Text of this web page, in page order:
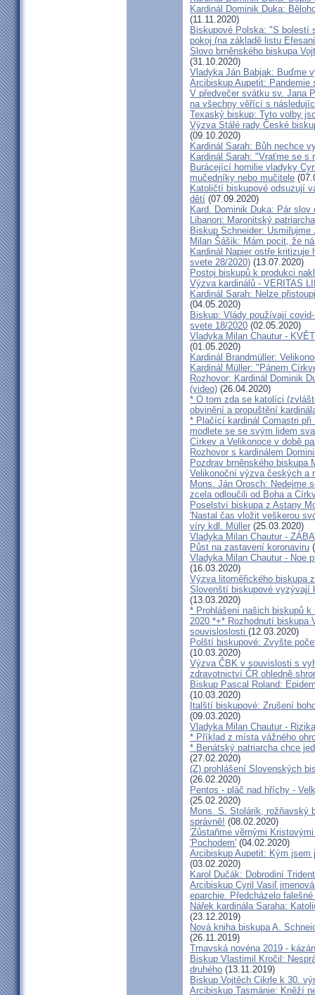
Kardinál Dominik Duka:
(11.11.2020)
Biskupové Polska: "S bolestí
pokoj (na základě listu
Slovo brněnského biskupa
(31.10.2020)
Vladyka Ján Babjak: Buďme
Arcibiskup Aupetit: Pandemie
V předvečer svátku sv. Jana
na všechny věřící s
Texaský biskup: Tyto volby
Výzva Stálé rady České
(09.10.2020)
Kardinál Sarah: Bůh nechce
Kardinál Sarah: "Vraťme se s
Burácející homilie vladyky
mučedníky nebo mučitele
Katoličtí biskupové odsuzují
dětí (07.09.2020)
Kard. Dominik Duka: Pár slov
Libanon: Maronitský
Biskup Schneider:
Milan Šášik: Mám pocit, že
Kardinál Napier ostře
svete 28/2020) (13.07.2020)
Postoj biskupů k produkci
Výzva kardinálů - VERITAS
Kardinál Sarah: Nelze
(04.05.2020)
Biskup: Vlády používají
svete 18/2020 (02.05.2020)
Vladyka Milan Chautur -
(01.05.2020)
Kardinál Brandmüller:
Kardinál Müller: "Pánem
Rozhovor: Kardinál Dominik
(video) (26.04.2020)
* O tom zda se katolíci
obvinění a propuštění
* Plačící kardinál Comastri
modlete se se svým lidem
Církev a Velikonoce v době
Rozhovor s kardinálem
Pozdrav brněnského biskupa
Velikonoční výzva českých a
Mons. Ján Orosch: Nedejme
zcela odloučili od Boha a
Poselství biskupa z Astany
'Nastal čas vložit veškerou
víry kdl. Müller (25.03.2020)
Vladyka Milan Chautur -
Půst na zastavení koronaviru
Vladyka Milan Chautur - Noe
(16.03.2020)
Výzva litoměřického biskupa
Slovenští biskupové vyzývají
(13.03.2020)
* Prohlášení našich biskupů
2020 *+* Rozhodnutí biskupa
souvisloslosti (12.03.2020)
Polští biskupové: Zvyšte
(10.03.2020)
Výzva ČBK v souvislosti s
zdravotnictví ČR ohledně
Biskup Pascal Roland:
(10.03.2020)
Italští biskupové: Zrušení
(09.03.2020)
Vladyka Milan Chautur -
* Příklad z místa vážného
* Benátský patriarcha chce
(27.02.2020)
(Z) prohlášení Slovenských
(26.02.2020)
Pentos - pláč nad hříchy -
(25.02.2020)
Mons. S. Stolárik, rožňavský
správně! (08.02.2020)
'Zůstaňme věrnými
'Pochodem' (04.02.2020)
Arcibiskup Aupetit: Kým jsem
(03.02.2020)
Karol Dučák: Dobrodiní
Arcibiskup Cyril Vasiľ
eparchie. Předcházelo
Nářek kardinála Saraha:
(23.12.2019)
Nová kniha biskupa A.
(26.11.2019)
Trnavská novéna 2019 -
Biskup Vlastimil Kročil:
druhého (13.11.2019)
Biskup Vojtěch Cikrle k 30.
Arcibiskup Tasmánie: Kněží